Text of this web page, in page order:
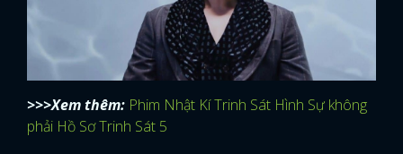
>>>Xem thêm: Phim Nhật Kí Trinh Sát Hình Sự không
phải Hồ Sơ Trinh Sát 5